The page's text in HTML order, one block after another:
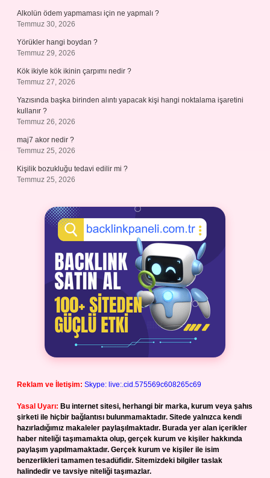
Alkolün ödem yapmaması için ne yapmalı ?
Temmuz 30, 2026
Yörükler hangi boydan ?
Temmuz 29, 2026
Kök ikiyle kök ikinin çarpımı nedir ?
Temmuz 27, 2026
Yazısında başka birinden alıntı yapacak kişi hangi noktalama işaretini
kullanır ?
Temmuz 26, 2026
maj7 akor nedir ?
Temmuz 25, 2026
Kişilik bozukluğu tedavi edilir mi ?
Temmuz 25, 2026
Reklam ve İletişim: Skype: live:.cid.575569c608265c69
Yasal Uyarı: Bu internet sitesi, herhangi bir marka, kurum veya şahıs
şirketi ile hiçbir bağlantısı bulunmamaktadır. Sitede yalnızca kendi
hazırladığımız makaleler paylaşılmaktadır. Burada yer alan içerikler
haber niteliği taşımamakta olup, gerçek kurum ve kişiler hakkında
paylaşım yapılmamaktadır. Gerçek kurum ve kişiler ile isim
benzerlikleri tamamen tesadüfidir. Sitemizdeki bilgiler taslak
halindedir ve tavsiye niteliği taşımazlar.